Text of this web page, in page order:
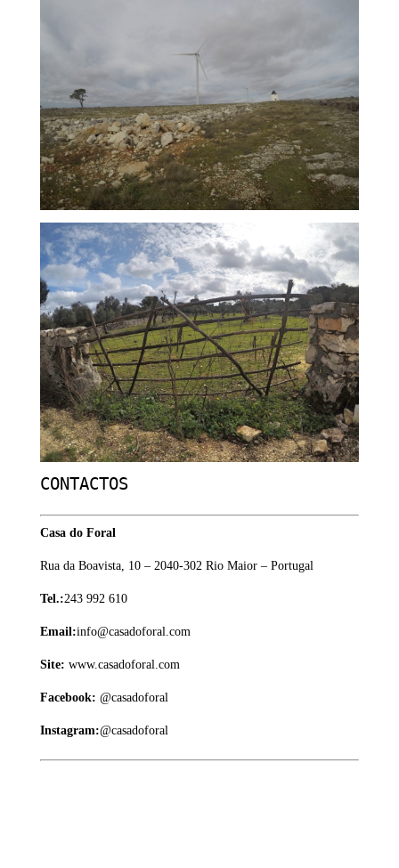
CONTACTOS
Casa do Foral
Rua da Boavista, 10 – 2040-302 Rio Maior – Portugal
Tel.:243 992 610
Email:info@casadoforal.com
Site: www.casadoforal.com
Facebook: @casadoforal
Instagram:@casadoforal